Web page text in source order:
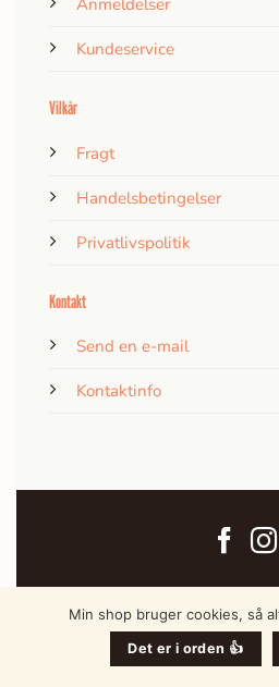
Anmeldelser
Kundeservice
Vilkår
Fragt
Handelsbetingelser
Privatlivspolitik
Kontakt
Send en e-mail
Kontaktinfo
© 2026 Engkjær Nordisk
Min shop bruger cookies, så
Det er i orden 👍